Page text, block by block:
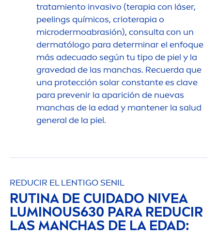
tratamiento invasivo (terapia con láser,
peelings químicos, crioterapia o
microdermoabrasión), consulta con un
dermatólogo para determinar el enfoque
más adecuado según tu tipo de piel y la
gravedad de las manchas. Recuerda que
una protección solar constante es clave
para prevenir la aparición de nuevas
manchas de la edad y mantener la salud
general de la piel.
REDUCIR EL LENTIGO SENIL
RUTINA DE CUIDADO NIVEA
LUMINOUS630 PARA REDUCIR
LAS MANCHAS DE LA EDAD: